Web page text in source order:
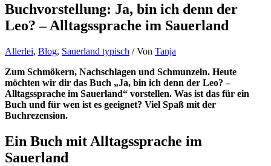
Buchvorstellung: Ja, bin ich denn der
Leo? – Alltagssprache im Sauerland
Allerlei, Blog, Sauerland typisch / Von Tanja
Zum Schmökern, Nachschlagen und Schmunzeln. Heute
möchten wir dir das Buch „Ja, bin ich denn der Leo? –
Alltagssprache im Sauerland“ vorstellen. Was ist das für ein
Buch und für wen ist es geeignet? Viel Spaß mit der
Buchrezension.
Ein Buch mit Alltagssprache im
Sauerland